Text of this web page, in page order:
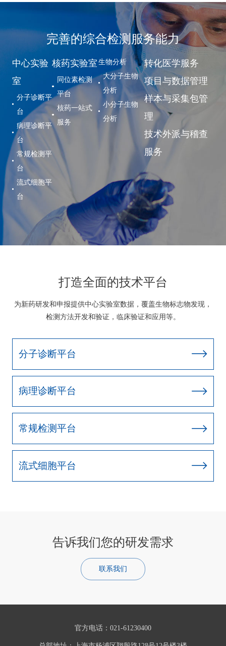
完善的综合检测服务能力
中心实验
室
分子诊断平
台
病理诊断平
台
常规检测平
台
流式细胞平
台
核药实验室
同位素检测
平台
核药一站式
服务
生物分析
大分子生物
分析
小分子生物
分析
转化医学服务
项目与数据管理
样本与采集包管
理
技术外派与稽查
服务
打造全面的技术平台
为新药研发和申报提供中心实验室数据，覆盖生物标志物发现，
检测方法开发和验证，临床验证和应用等。
分子诊断平台
病理诊断平台
常规检测平台
流式细胞平台
告诉我们您的研发需求
联系我们
官方电话：021-61230400